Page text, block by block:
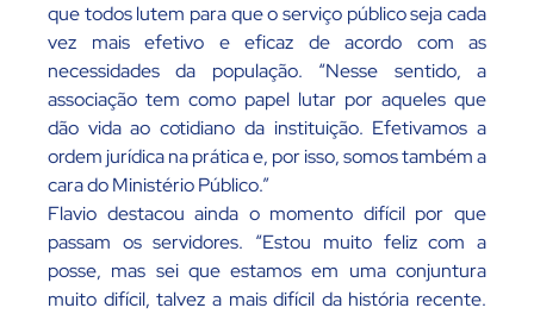
que todos lutem para que o serviço público seja cada
vez mais efetivo e eficaz de acordo com as
necessidades da população. “Nesse sentido, a
associação tem como papel lutar por aqueles que
dão vida ao cotidiano da instituição. Efetivamos a
ordem jurídica na prática e, por isso, somos também a
cara do Ministério Público.”
Flavio destacou ainda o momento difícil por que
passam os servidores. “Estou muito feliz com a
posse, mas sei que estamos em uma conjuntura
muito difícil, talvez a mais difícil da história recente.